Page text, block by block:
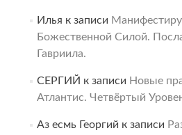
Илья к записи
Божественной Силой.
Гавриила.
СЕРГИЙ к записи Новые
Атлантис. Четвёртый
Аз есмь Георгий к записи